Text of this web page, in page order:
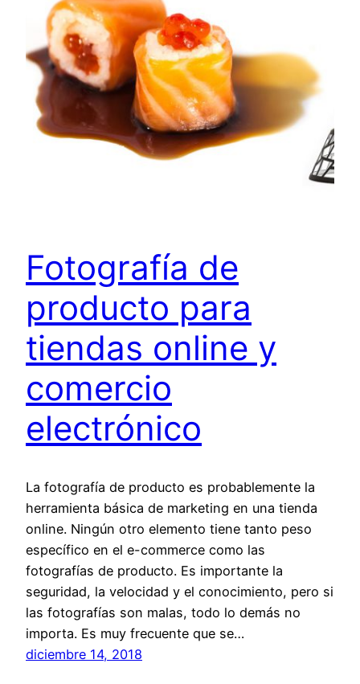
Fotografía de
producto para
tiendas online y
comercio
electrónico
La fotografía de producto es probablemente la
herramienta básica de marketing en una tienda
online. Ningún otro elemento tiene tanto peso
específico en el e-commerce como las
fotografías de producto. Es importante la
seguridad, la velocidad y el conocimiento, pero si
las fotografías son malas, todo lo demás no
importa. Es muy frecuente que se…
diciembre 14, 2018